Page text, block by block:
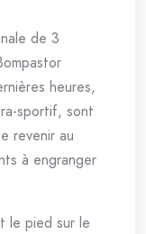
de 3
heures,
sportif, sont
revenir au
à engranger
le pied sur le